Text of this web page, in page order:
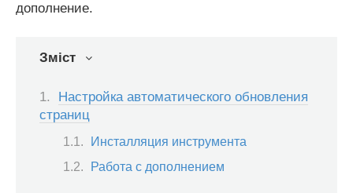
дополнение.
Зміст
Настройка автоматического обновления
страниц
Инсталляция инструмента
Работа с дополнением